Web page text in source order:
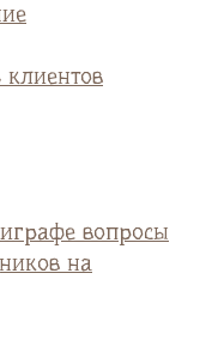
вопросы
на